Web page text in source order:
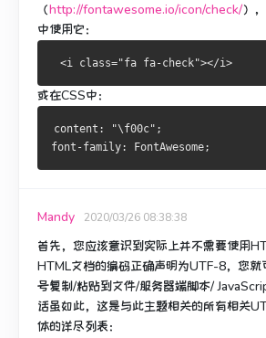
（http://fontawesome.io/icon/check/）
中使用它：
或在CSS中：
content: "\f00c";
font-family: FontAwesome;
Mandy 2020/03/26 08:38:38
首先，您应该意识到实际上并不需要使用
HTML文档的编码正确声明为UTF-8，您就
号复制/粘贴到文件/服务器端脚本/
话虽如此，这是与此主题相关的所有相关
体的详尽列表：